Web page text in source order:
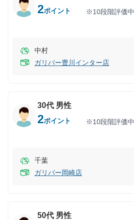
2ポイント ※10段階評価中
中村
ガリバー豊川インター店
30代 男性
2ポイント ※10段階評価中
千葉
ガリバー岡崎店
50代 男性